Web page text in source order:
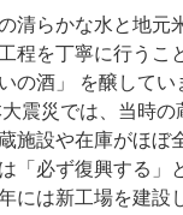
清らかな水と地元
程を丁寧に行うこ
の酒」 を醸してい
震災では、当時の
施設や在庫がほぼ
「必ず復興する」
には新工場を建設